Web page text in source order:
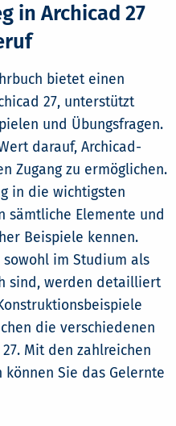
in Archicad 27
bietet einen
27, unterstützt
und Übungsfragen.
darauf, Archicad-
Zugang zu ermöglichen.
in die wichtigsten
sämtliche Elemente und
Beispiele kennen.
im Studium als
sind, werden detailliert
die verschiedenen
Mit den zahlreichen
können Sie das Gelernte